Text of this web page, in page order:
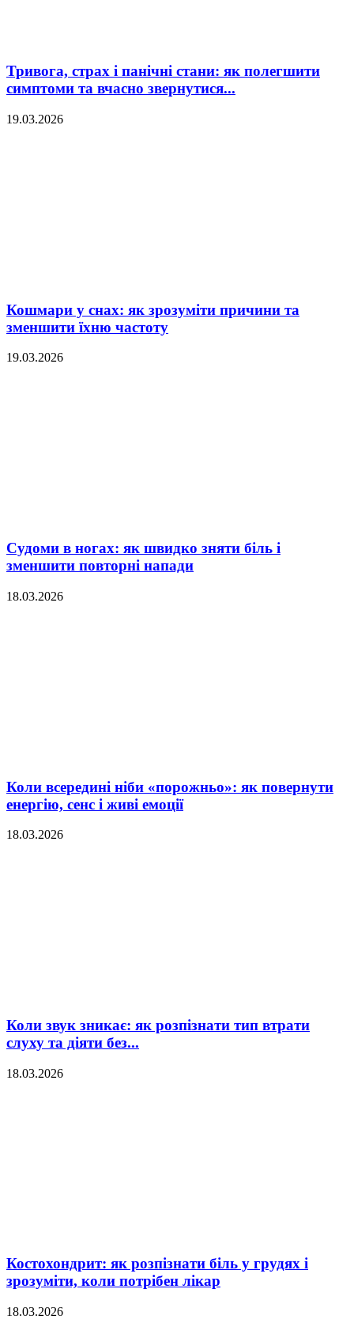
Тривога, страх і панічні стани: як полегшити
симптоми та вчасно звернутися...
19.03.2026
Кошмари у снах: як зрозуміти причини та
зменшити їхню частоту
19.03.2026
Судоми в ногах: як швидко зняти біль і
зменшити повторні напади
18.03.2026
Коли всередині ніби «порожньо»: як повернути
енергію, сенс і живі емоції
18.03.2026
Коли звук зникає: як розпізнати тип втрати
слуху та діяти без...
18.03.2026
Костохондрит: як розпізнати біль у грудях і
зрозуміти, коли потрібен лікар
18.03.2026